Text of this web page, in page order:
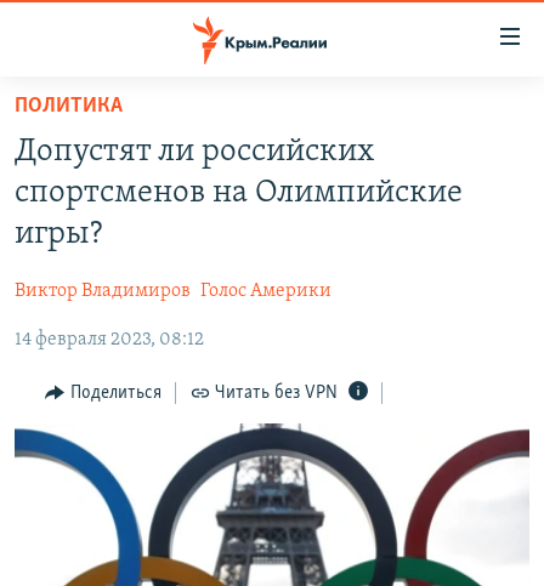
Вернуться
основному
содержанию
Вернутся
главной
навигации
Вернутся
поиску
СПЕЦПРОЕКТЫ
ГРУЗ 200
11 ЛЕТ ОККУПАЦИИ КРЫМА. 11 ИСТОРИЙ СОПРОТИВЛЕНИЯ
ВОДА
ЕЩЕ
ИНТЕРАКТИВ
ИНФОГРАФИКА
ТЕЛЕПРОЕКТ КРЫМ.РЕАЛИИ
СОВЕТЫ ПРАВОЗАЩИТНИКОВ
ПРОПАВШИЕ БЕЗ ВЕСТИ
ПОБЕДИТЕЛЕЙ НЕ СУДЯТ?
РАДІО СВОБОДА
КАК ОБОЙТИ БЛОКИРОВКУ
Українською
Qırımtatar
ПРИСОЕДИНЯЙТЕСЬ!
ПОЛИТИКА
Допустят ли российских
спортсменов на Олимпийские
игры?
Виктор Владимиров Голос Америки
14 февраля 2023, 08:12
Поделиться Читать без VPN